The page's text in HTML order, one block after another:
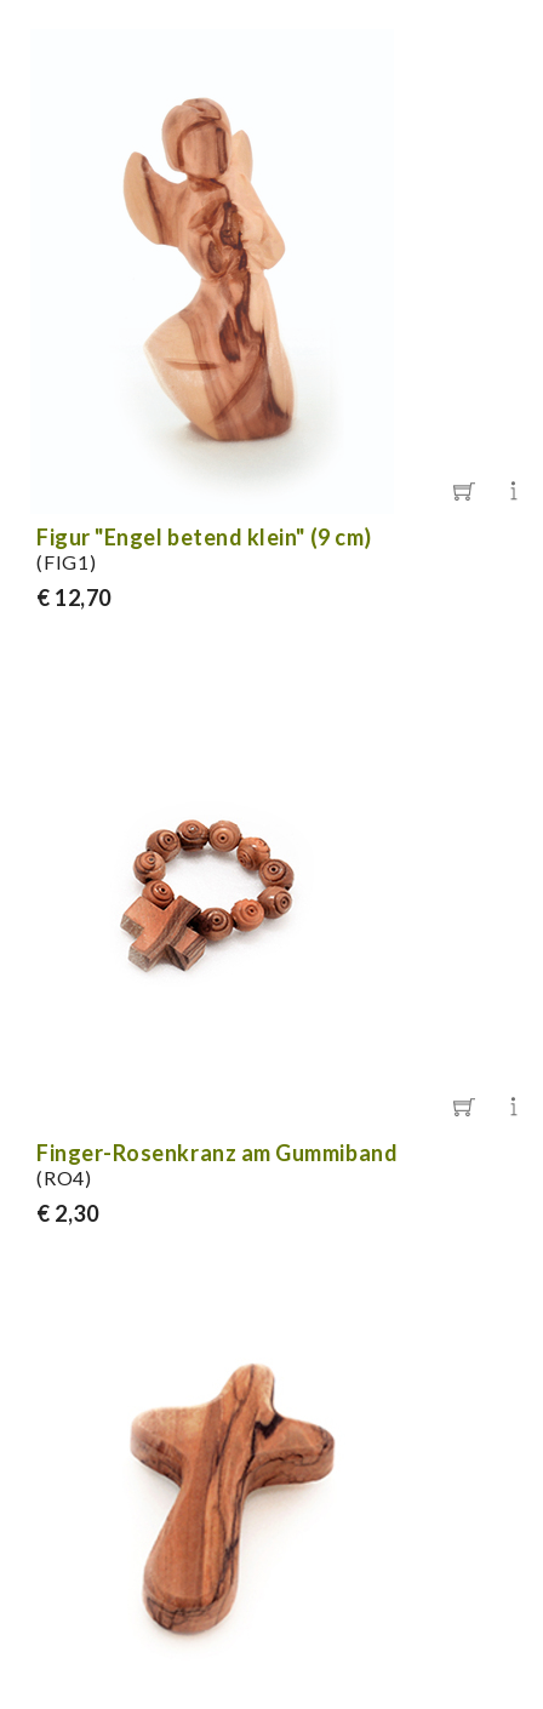
Figur "Engel betend klein" (9 cm)
(FIG1)
€ 12,70
Finger-Rosenkranz am Gummiband
(RO4)
€ 2,30